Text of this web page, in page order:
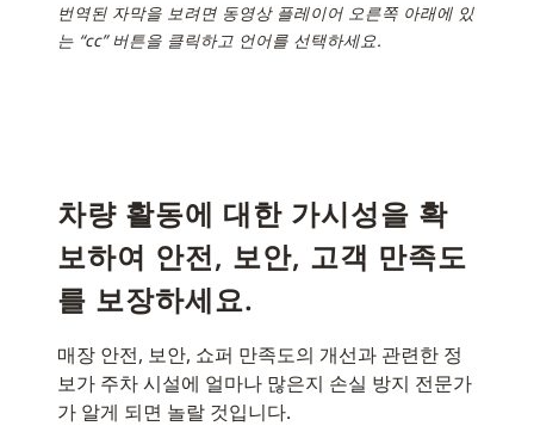
번역된 자막을 보려면 동영상 플레이어 오른쪽 아래에 있
는 “cc” 버튼을 클릭하고 언어를 선택하세요.
차량 활동에 대한 가시성을 확
보하여 안전, 보안, 고객 만족도
를 보장하세요.
매장 안전, 보안, 쇼퍼 만족도의 개선과 관련한 정
보가 주차 시설에 얼마나 많은지 손실 방지 전문가
가 알게 되면 놀랄 것입니다.